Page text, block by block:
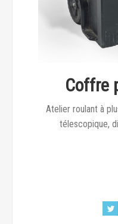
Coffre
Atelier roulant à
télescopique,